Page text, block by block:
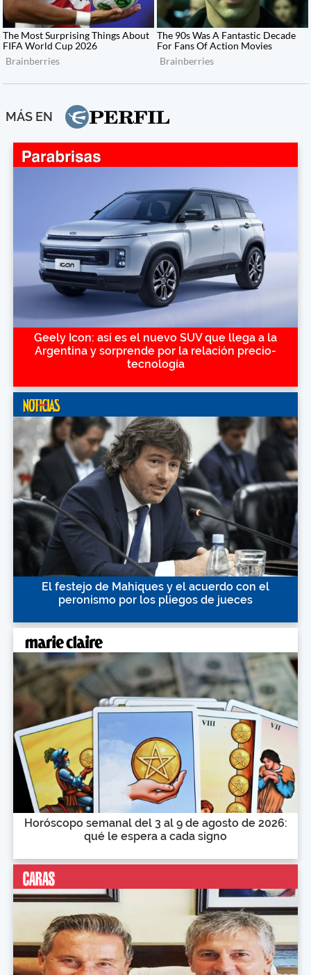
MÁS EN
Geely Icon: así es el nuevo SUV que llega a la
Argentina y sorprende por la relación precio-
tecnología
El festejo de Mahiques y el acuerdo con el
peronismo por los pliegos de jueces
Horóscopo semanal del 3 al 9 de agosto de 2026:
qué le espera a cada signo